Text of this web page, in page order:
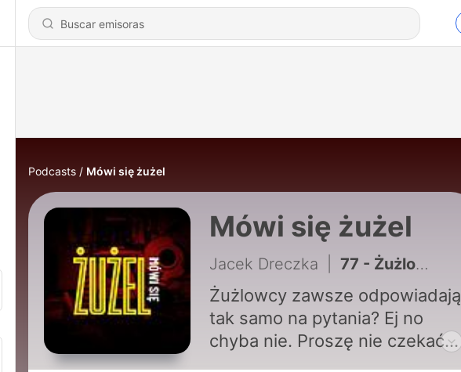
Podcasts Mówi się żużel
Mówi się żużel
Jacek Dreczka 77 - Żużlowcy na motory - odcinek ekstraordynaryjny
Żużlowcy zawsze odpowiadają
tak samo na pytania? Ej no
chyba nie. Proszę nie czekać,